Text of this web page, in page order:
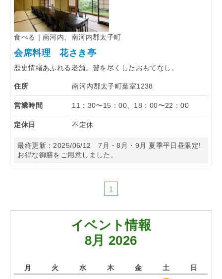
食べる｜南河内、南河内郡太子町
会席料理 花さき亭
歴史情緒あふれる老舗。贅を尽くしたおもてなし。
住所 南河内郡太子町葉室1238
営業時間 11：30〜15：00、18：00〜22：00
定休日 不定休
最終更新： 2025/06/12
7月・8月・9月 夏季平日昼限定!
お得な御膳をご用意しました。
1
イベント情報
8月 2026
月 火 水 木 金 土 日